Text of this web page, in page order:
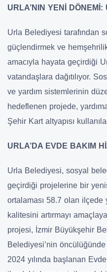
URLA’NIN YENİ
Urla Belediyesi tarafından
güçlendirmek ve
amacıyla hayata geçirdiği
vatandaşlara dağıtılıyor.
ve yardım sistemlerinin
hedeflenen projede,
Şehir Kart altyapısı
URLA’DA EVDE BAKIM
Urla Belediyesi, sosyal
geçirdiği projelerine bir
ortalaması 58.7 olan ilçede
kalitesini artırmayı
projesi, İzmir Büyükşehir
Belediyesi’nin
2024 yılında başlanan